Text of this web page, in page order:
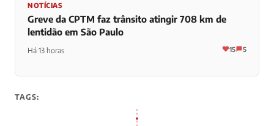
NOTÍCIAS
Greve da CPTM faz trânsito atingir 708 km de
lentidão em São Paulo
Há 13 horas 15 5
TAGS: